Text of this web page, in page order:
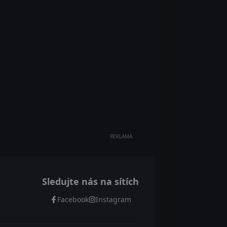
REKLAMA
Sledujte nás na sítích
Facebook Instagram